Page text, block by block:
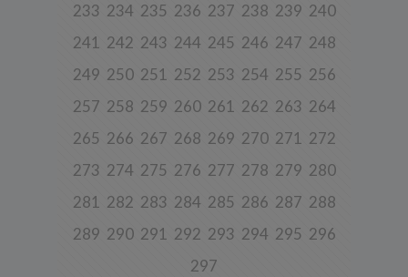
233 234 235 236 237 238 239 240
241 242 243 244 245 246 247 248
249 250 251 252 253 254 255 256
257 258 259 260 261 262 263 264
265 266 267 268 269 270 271 272
273 274 275 276 277 278 279 280
281 282 283 284 285 286 287 288
289 290 291 292 293 294 295 296
297
założenia konta lub korzystania z usługi newslettera, tj. imię,
Twoje dane będą przetwarzane do celu:
a) realizacji usługi w oparciu o regulamin korzystania z serwisu, jeśli
newslettera (podstawa z art. 6 ust. 1 lit. b RODO),
b) dopasowania treści serwisu do zainteresowań użytkownika, a
także wykrywania nadużyć oraz pomiarów statystycznych i
uzasadnionego interesu (podstawa z art. 6 ust. 1 lit. f RODO),
c) ewentualnego ustalenia, dochodzenia lub obrony przed
w tym interesu (podstawa z art. 6 ust. 1 lit. f RODO).